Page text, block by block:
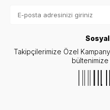
Takipçilerimize Özel